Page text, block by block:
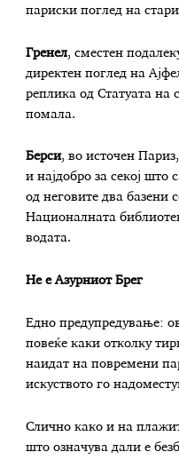
париски поглед на
Гренел, сместен
директен поглед на
реплика од Статуата на
помала.
Берси, во источен
и најдобро за секој што
од неговите два базени
Националната
водата.
Не е Азурниот Брег
Едно предупредување:
повеќе каки отколку
наидат на повремени
искуството го
Слично како и на
што означува дали е